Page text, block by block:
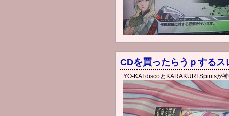
CDを買ったらうｐするス
YO-KAI discoとKARAKURI Spiritsが